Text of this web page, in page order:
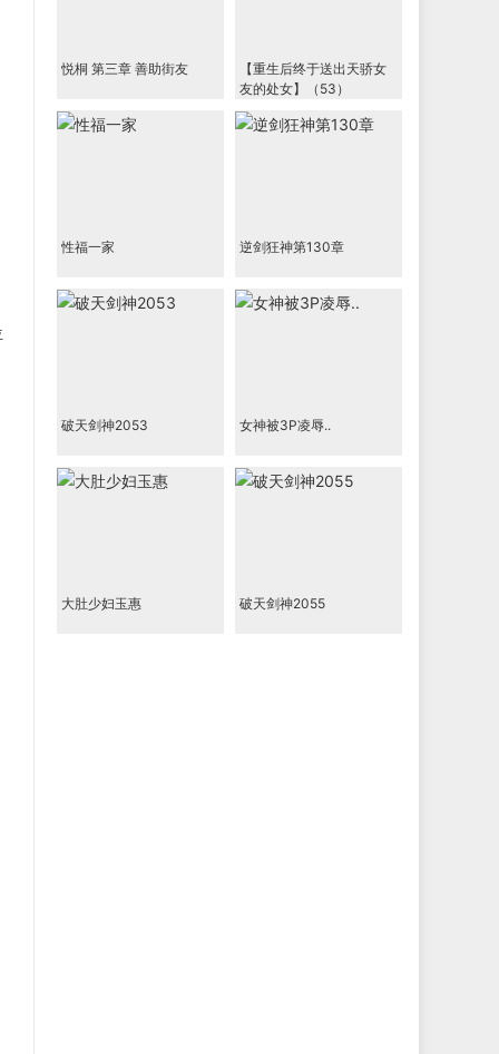
悦桐 第三章 善助街友
【重生后终于送出天骄女
友的处女】（53）
性福一家 逆剑狂神第130章
破天剑神2053 女神被3P凌辱..
大肚少妇玉惠 破天剑神2055